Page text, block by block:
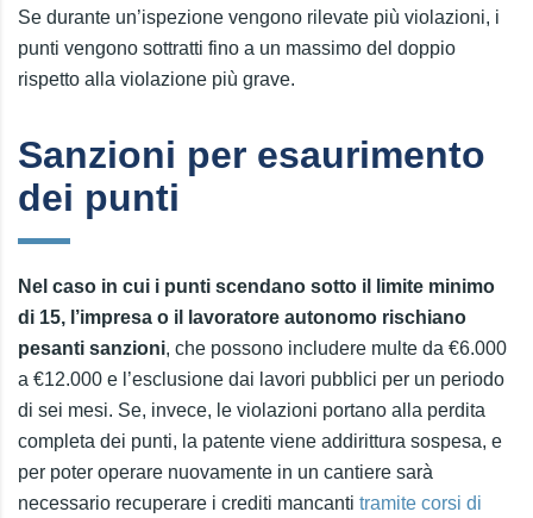
Se durante un’ispezione vengono rilevate più violazioni, i
punti vengono sottratti fino a un massimo del doppio
rispetto alla violazione più grave.
Sanzioni per esaurimento
dei punti
Nel caso in cui i punti scendano sotto il limite minimo
di 15, l’impresa o il lavoratore autonomo rischiano
pesanti sanzioni, che possono includere multe da €6.000
a €12.000 e l’esclusione dai lavori pubblici per un periodo
di sei mesi. Se, invece, le violazioni portano alla perdita
completa dei punti, la patente viene addirittura sospesa, e
per poter operare nuovamente in un cantiere sarà
necessario recuperare i crediti mancanti tramite corsi di